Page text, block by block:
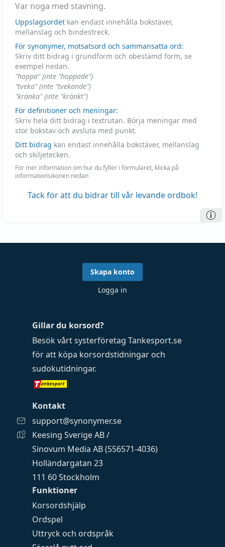
Var noga med stavning.
Uppslagsordet kan endast innehålla bokstäver,
mellanslag och bindestreck.
För synonymer, motsatsord och sammansatta ord:
Skriv ditt bidrag i grundform och obestämd form, se
exempel nedan.
"hoppa" (inte "hoppade")
"tveka" (inte "tvekande")
"kränka" (inte "kränkt")
För definitioner och meningar:
Skriv hela ditt bidrag i textrutan. Börja meningar med
stor bokstav och avsluta med punkt.
Ditt bidrag kan endast innehålla bokstäver, mellanslag
och skiljetecken.
För mer information om hur du fyller i formuläret, klicka på
informationsikonen nedan
Tack för att du bidrar till vår levande ordbok!
Funktioner
Korsordshjälp
Ordspel
Uttryck och ordspråk
Gillar du korsord?
Besök vårt systerföretag Tankesport.se
för att köpa korsordstidningar och
sudokutidningar.
Kontakt
support@synonymer.se
Keesing Sverige AB /
Sinovum Media AB (556571-4036)
Holländargatan 23
111 60 Stockholm
Skapa konto
Logga in